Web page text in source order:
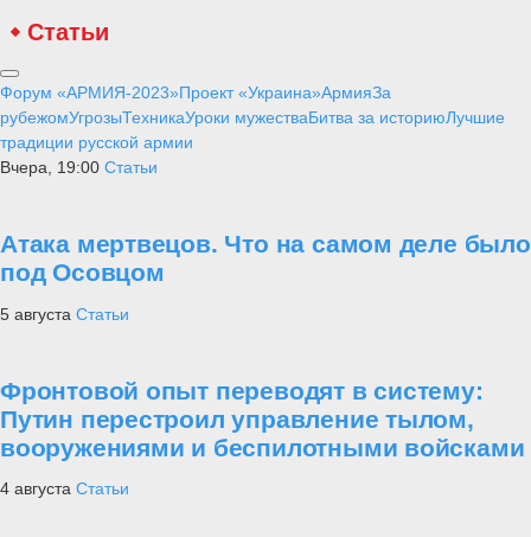
Статьи
Форум «АРМИЯ-2023»Проект «Украина»АрмияЗа
рубежомУгрозыТехникаУроки мужестваБитва за историюЛучшие
традиции русской армии
Вчера, 19:00 Статьи
Атака мертвецов. Что на самом деле было
под Осовцом
5 августа Статьи
Фронтовой опыт переводят в систему:
Путин перестроил управление тылом,
вооружениями и беспилотными войсками
4 августа Статьи